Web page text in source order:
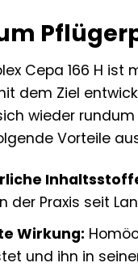
Cepa 166 H ist
dem Ziel
wieder
Vorteile
der Praxis seit
Wirkung:
und ihn in